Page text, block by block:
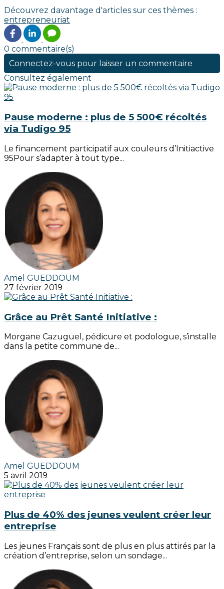
Découvrez davantage d'articles sur ces thèmes :
entrepreneuriat
0 commentaire(s)
Connectez-vous pour laisser un commentaire
Consultez également
Pause moderne : plus de 5 500€ récoltés
via Tudigo 95
Le financement participatif aux couleurs d’Initiactive
95Pour s’adapter à tout type...
Amel GUEDDOUM
27 février 2019
Grâce au Prêt Santé Initiative :
Morgane Cazuguel, pédicure et podologue, s’installe
dans la petite commune de...
Amel GUEDDOUM
5 avril 2019
Plus de 40% des jeunes veulent créer leur
entreprise
Les jeunes Français sont de plus en plus attirés par la
création d’entreprise, selon un sondage...